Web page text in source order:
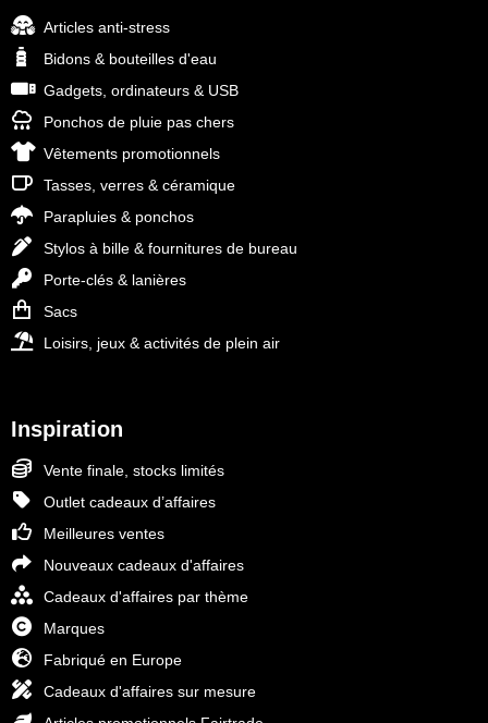
Articles anti-stress
Bidons & bouteilles d'eau
Gadgets, ordinateurs & USB
Ponchos de pluie pas chers
Vêtements promotionnels
Tasses, verres & céramique
Parapluies & ponchos
Stylos à bille & fournitures de bureau
Porte-clés & lanières
Sacs
Loisirs, jeux & activités de plein air
Inspiration
Vente finale, stocks limités
Outlet cadeaux d’affaires
Meilleures ventes
Nouveaux cadeaux d'affaires
Cadeaux d'affaires par thème
Marques
Fabriqué en Europe
Cadeaux d'affaires sur mesure